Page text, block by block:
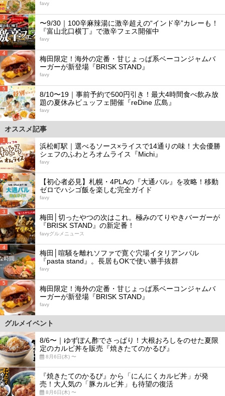
favy
3
〜9/30｜100辛麻辣湯に激辛超えの“インド辛”カレーも！
『富山北口横丁』で激辛フェス開催中
favy
4
梅田限定！海外の定番・甘じょっぱ系ベーコンジャムバ
ーガーが新登場『BRISK STAND』
favy
5
8/10〜19｜事前予約で500円引き！最大4時間食べ飲み放
題の夏休みビュッフェ開催『reDine 広島』
favy
オススメ記事
1
浜松町駅｜選べるソース×ライスで14通りの味！大会優勝
シェフのふわとろオムライス『Michi』
favy
2
【初心者必見】札幌・4PLAの『大通バル』を攻略！移動
ゼロでハシゴ飯を楽しむ完全ガイド
favy
3
梅田│切ったやつの次はこれ。極みのてりやきバーガーが
『BRISK STAND』の新定番！
favyグルメニュース
4
梅田│喧騒を離れソファで寛ぐ穴場イタリアンバル
『pasta stand』。長居もOKで使い勝手抜群
favy
5
梅田限定！海外の定番・甘じょっぱ系ベーコンジャムバ
ーガーが新登場『BRISK STAND』
favy
グルメイベント
8/6〜｜ゆずぽん酢でさっぱり！大根おろしをのせた夏限
定のカルビ丼を販売『焼きたてのかるび』
8月6日(木) 〜
『焼きたてのかるび』から「にんにくカルビ丼」が発
売！大人気の「豚カルビ丼」も待望の復活
8月6日(木) 〜